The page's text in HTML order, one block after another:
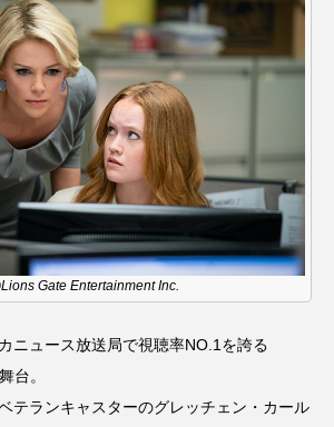
KDDI
Let's 追求 The 牛肉
LOST LAND
ン オムニバス
ROKKO 森の音ミュージアム
VILLAGE MEETINGのつながるラジオ
Gate Entertainment Inc.
ニュース放送局で視聴率NO.1を誇る
台。
テランキャスターのグレッチェン・カール